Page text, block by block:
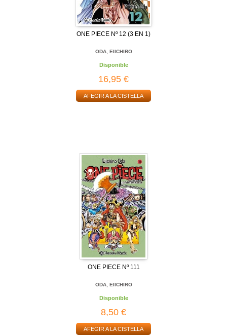
ONE PIECE Nº 12 (3 EN 1)
ODA, EIICHIRO
Disponible
16,95 €
AFEGIR A LA CISTELLA
ONE PIECE Nº 111
ODA, EIICHIRO
Disponible
8,50 €
AFEGIR A LA CISTELLA